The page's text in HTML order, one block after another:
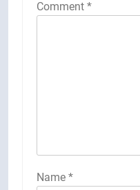
Comment *
Name *